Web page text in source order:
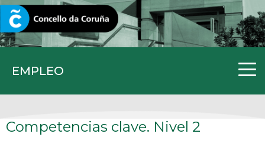
EMPLEO
CORUNA.GAL
Competencias clave. Nivel 2